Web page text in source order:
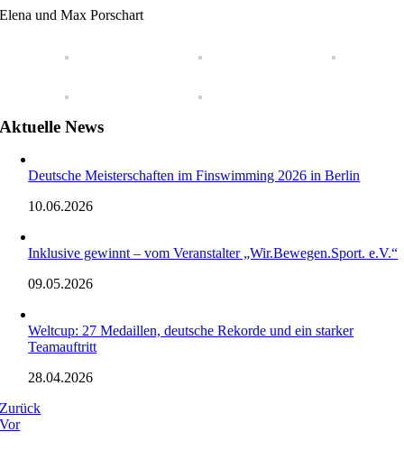
Elena und Max Porschart
Aktuelle News
Deutsche Meisterschaften im Finswimming 2026 in Berlin
10.06.2026
Inklusive gewinnt – vom Veranstalter „Wir.Bewegen.Sport. e.V.“
09.05.2026
Weltcup: 27 Medaillen, deutsche Rekorde und ein starker
Teamauftritt
28.04.2026
Zurück
Vor